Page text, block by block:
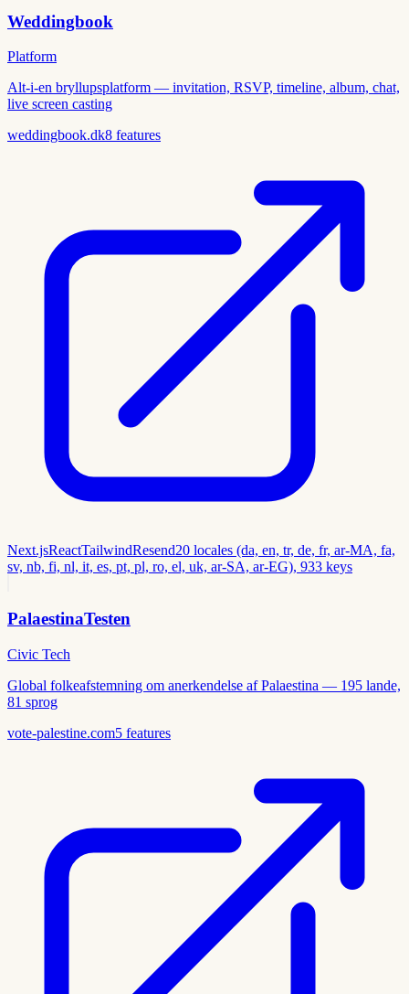
Weddingbook
Platform
Alt-i-en bryllupsplatform — invitation, RSVP, timeline, album, chat,
live screen casting
weddingbook.dk8 features
Next.jsReactTailwindResend20 locales (da, en, tr, de, fr, ar-MA, fa,
sv, nb, fi, nl, it, es, pt, pl, ro, el, uk, ar-SA, ar-EG), 933 keys
PalaestinaTesten
Civic Tech
Global folkeafstemning om anerkendelse af Palaestina — 195 lande,
81 sprog
vote-palestine.com5 features